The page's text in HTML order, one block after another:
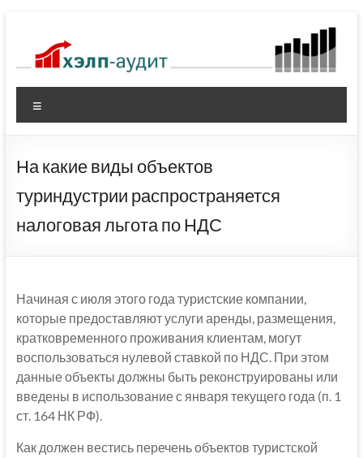
содержимому
На какие виды объектов
туриндустрии распространяется
налоговая льгота по НДС
Начиная с июля этого года туристские компании,
которые предоставляют услуги аренды, размещения,
кратковременного проживания клиентам, могут
воспользоваться нулевой ставкой по НДС. При этом
данные объекты должны быть реконструированы или
введены в использование с января текущего года (п. 1
ст. 164 НК РФ).
Как должен вестись перечень объектов туристской